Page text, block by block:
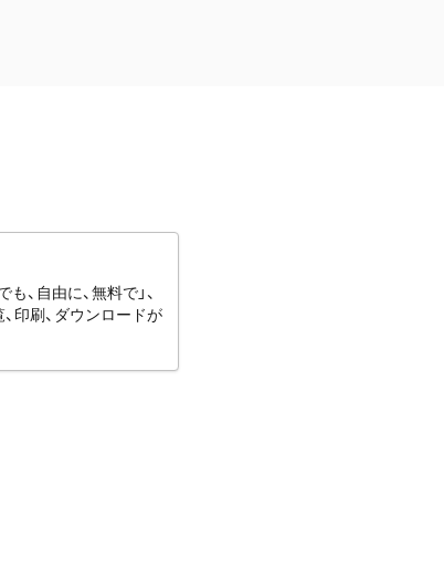
、自由に、無料で」、
印刷、ダウンロードが